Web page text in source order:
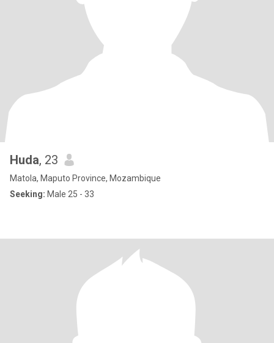
Huda, 23
Matola, Maputo Province, Mozambique
Seeking: Male 25 - 33